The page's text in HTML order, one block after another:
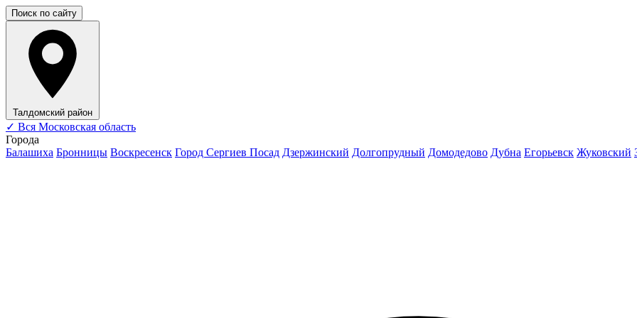
Поиск по сайту
Талдомский район
✓ Вся Московская область
Города
Балашиха Бронницы Воскресенск Город Сергиев Посад Дзержинский Долгопрудный Домодедово Дубна Егорьевск Жуковский